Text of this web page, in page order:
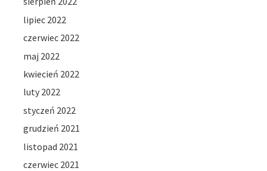
lipiec 2022
czerwiec 2022
maj 2022
kwiecień 2022
luty 2022
styczeń 2022
grudzień 2021
listopad 2021
czerwiec 2021